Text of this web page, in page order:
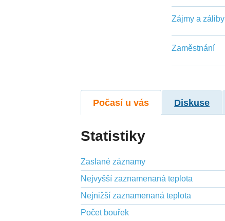
Zájmy a záliby
Zaměstnání
Počasí u vás Diskuse
Statistiky
Zaslané záznamy
Nejvyšší zaznamenaná teplota
Nejnižší zaznamenaná teplota
Počet bouřek